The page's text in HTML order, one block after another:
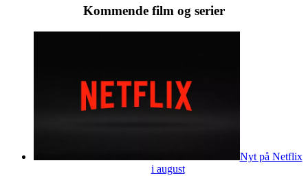
Kommende film og serier
Nyt på Netflix
i august